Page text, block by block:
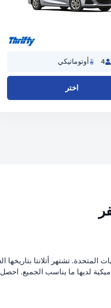
4 أوتوماتيكي
اختر
المتحدة. تشتهر أتلانتا
لديها ما يناسب الجميع.